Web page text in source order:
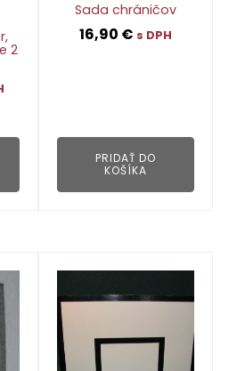
2
Sada chráničov
16,90 € s DPH
PRIDAŤ DO
KOŠÍKA